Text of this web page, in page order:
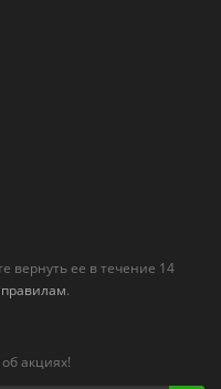
вернуть ее в течение 14
.
акциях!